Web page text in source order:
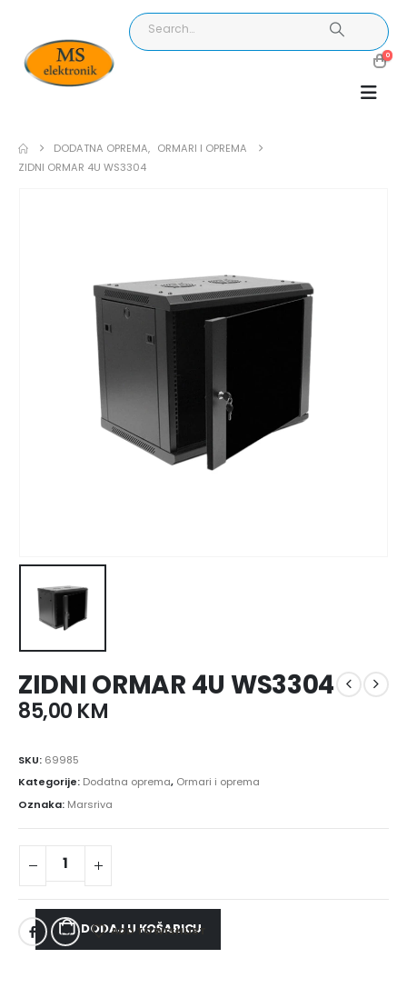
0
DODATNA OPREMA, ORMARI I OPREMA
ZIDNI ORMAR 4U WS3304
ZIDNI ORMAR 4U WS3304
85,00 KM
SKU: 69985
Kategorije: Dodatna oprema, Ormari i oprema
Oznaka: Marsriva
DODAJ U KOŠARICU
ADD TO WISHLIST